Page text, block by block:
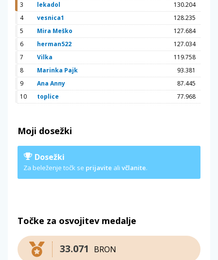
3
lekadol
130.204
4
vesnica1
128.235
5
Mira Meško
127.684
6
herman522
127.034
7
Vilka
119.758
8
Marinka Pajk
93.381
9
Ana Anny
87.445
10
toplice 77.968
Moji dosežki
Dosežki
Za beleženje točk se prijavite ali včlanite.
Točke za osvojitev medalje
BRON
33.071